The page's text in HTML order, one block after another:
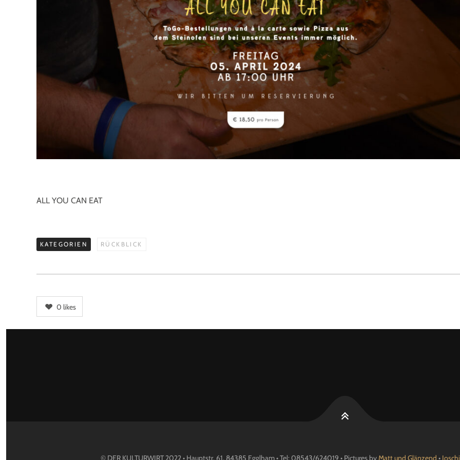
ALL YOU CAN EAT
KATEGORIEN RÜCKBLICK
0 likes
© DER KULTURWIRT 2022 • Hauptstr. 61, 84385 Egglham • Tel: 08543/624019 • Pictures by Matt und Glänzend •